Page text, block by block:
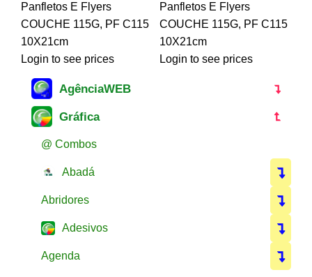
Panfletos E Flyers
COUCHE 115G, PF C115
10X21cm
Login to see prices
Panfletos E Flyers
COUCHE 115G, PF C115
10X21cm
Login to see prices
AgênciaWEB
Gráfica
@ Combos
Abadá
Abridores
Adesivos
Agenda